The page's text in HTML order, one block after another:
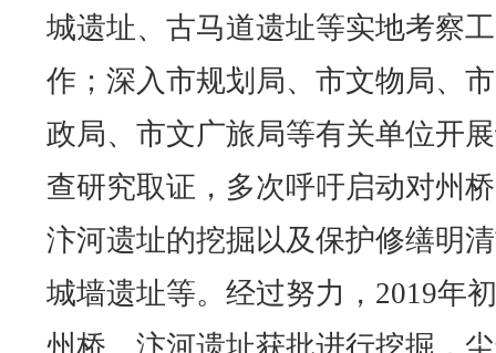
城遗址、古马道遗址等实地考察工
作；深入市规划局、市文物局、
政局、市文广旅局等有关单位开
查研究取证，多次呼吁启动对州
汴河遗址的挖掘以及保护修缮明
城墙遗址等。经过努力，2019年
州桥、汴河遗址获批进行挖掘，